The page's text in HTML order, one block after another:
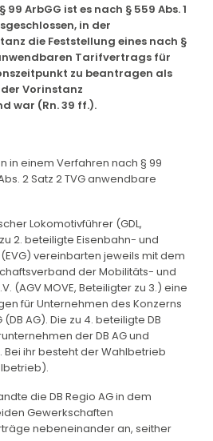
ArbGG ist es nach § 559 Abs. 1
in der
die Feststellung eines nach §
Tarifvertrags für
zu beantragen als
Vorinstanz
war (Rn. 39 ff.).
in einem Verfahren nach § 99
2 Satz 2 TVG anwendbare
Lokomotivführer (GDL,
2. beteiligte Eisenbahn- und
vereinbarten jeweils mit dem
der Mobilitäts- und
(AGV MOVE, Beteiligter zu 3.) eine
für Unternehmen des Konzerns
AG). Die zu 4. beteiligte DB
der DB AG und
Bei ihr besteht der Wahlbetrieb
die DB Regio AG in dem
Gewerkschaften
nebeneinander an, seither